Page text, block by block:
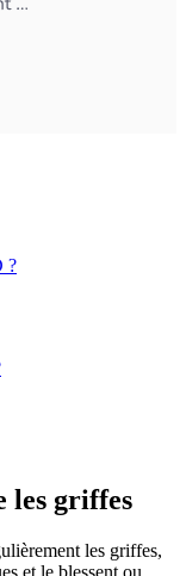
les griffes
les griffes,
et le blessent ou